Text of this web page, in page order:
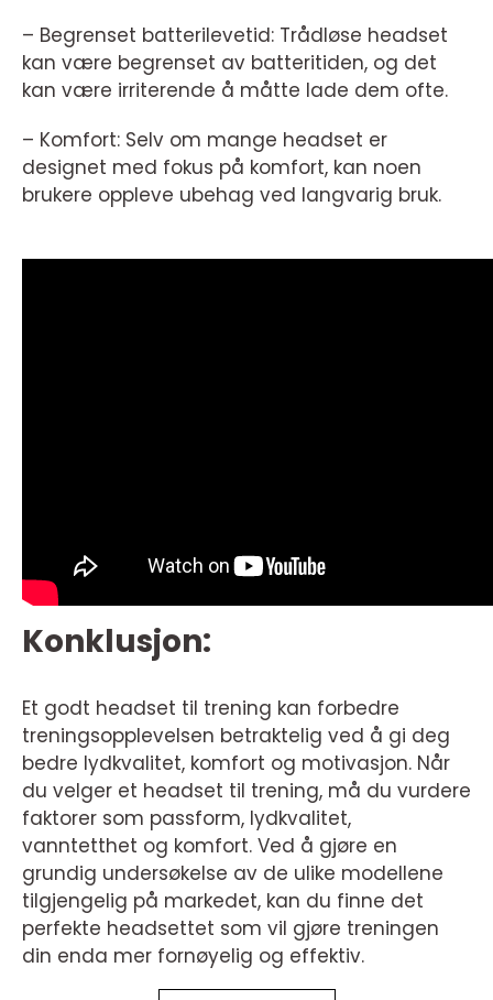
– Begrenset batterilevetid: Trådløse headset
kan være begrenset av batteritiden, og det
kan være irriterende å måtte lade dem ofte.
– Komfort: Selv om mange headset er
designet med fokus på komfort, kan noen
brukere oppleve ubehag ved langvarig bruk.
Konklusjon:
Et godt headset til trening kan forbedre
treningsopplevelsen betraktelig ved å gi deg
bedre lydkvalitet, komfort og motivasjon. Når
du velger et headset til trening, må du vurdere
faktorer som passform, lydkvalitet,
vanntetthet og komfort. Ved å gjøre en
grundig undersøkelse av de ulike modellene
tilgjengelig på markedet, kan du finne det
perfekte headsettet som vil gjøre treningen
din enda mer fornøyelig og effektiv.